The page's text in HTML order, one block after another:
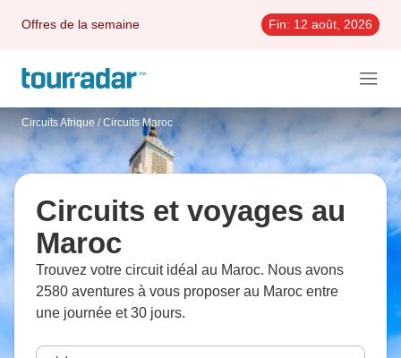
Offres de la semaine Fin: 12 août, 2026
Circuits Afrique / Circuits Maroc
Circuits et voyages au
Maroc
Trouvez votre circuit idéal au Maroc. Nous avons
2580 aventures à vous proposer au Maroc entre
une journée et 30 jours.